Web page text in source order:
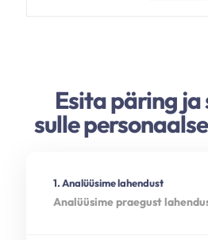
Esita päring
sulle
1. Analüüsime lahendust
Analüüsime praegust